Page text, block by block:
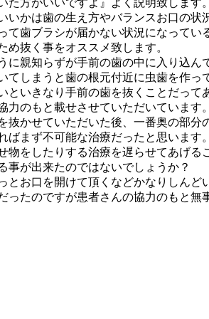
た方がいいですよ』よく説明致します。
いかは歯の生え方やバランスお口の状
て歯ブラシが届かない状況になってい
め抜く事をオススメ致します。
に親知らずが手前の歯の中に入り込ん
てしまうと歯の根元付近に虫歯を作っ
といきなり手前の歯を抜くことだって
力のもと載せさせていただいています。
抜かせていただいた後、一番奥の部分
ばまず不可能な治療だったと思います。
物をしたりする治療を遅らせてあげる
事が出来たのではないでしょうか？
とお口を開けて頂くなどかなりしんど
ったのですが患者さんの協力のもと無